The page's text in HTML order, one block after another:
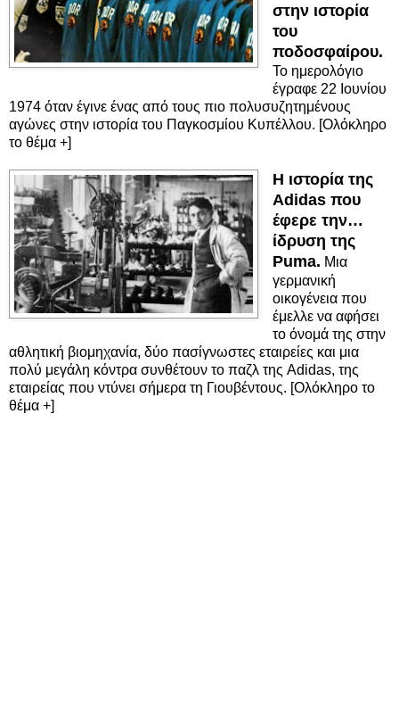
στην ιστορία
του
ποδοσφαίρου.
Το ημερολόγιο
έγραφε 22 Ιουνίου
1974 όταν έγινε ένας από τους πιο πολυσυζητημένους
αγώνες στην ιστορία του Παγκοσμίου Κυπέλλου. [Ολόκληρο
το θέμα +]
Η ιστορία της
Adidas που
έφερε την…
ίδρυση της
Puma. Μια
γερμανική
οικογένεια που
έμελλε να αφήσει
το όνομά της στην
αθλητική βιομηχανία, δύο πασίγνωστες εταιρείες και μια
πολύ μεγάλη κόντρα συνθέτουν το παζλ της Adidas, της
εταιρείας που ντύνει σήμερα τη Γιουβέντους. [Ολόκληρο το
θέμα +]